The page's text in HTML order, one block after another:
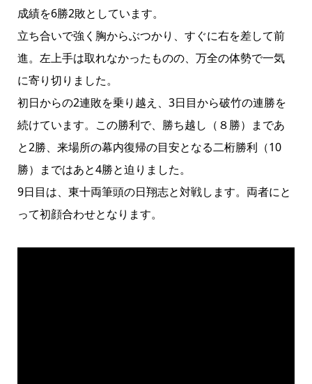
成績を6勝2敗としています。
立ち合いで強く胸からぶつかり、すぐに右を差して前
進。左上手は取れなかったものの、万全の体勢で一気
に寄り切りました。
初日からの2連敗を乗り越え、3日目から破竹の連勝を
続けています。この勝利で、勝ち越し（８勝）まであ
と2勝、来場所の幕内復帰の目安となる二桁勝利（10
勝）まではあと4勝と迫りました。
9日目は、東十両筆頭の日翔志と対戦します。両者にと
って初顔合わせとなります。